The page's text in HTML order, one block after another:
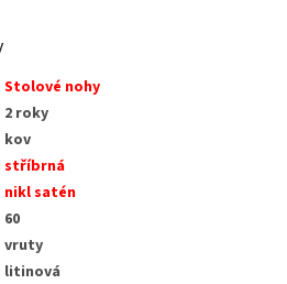
Stolové nohy
2 roky
kov
stříbrná
nikl satén
60
vruty
litinová